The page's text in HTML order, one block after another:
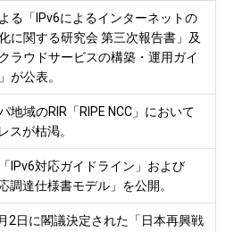
る「IPv6によるインターネットの
に関する研究会 第三次報告書」及
ラウドサービスの構築・運用ガイ
が公表。
地域のRIR「RIPE NCC」において
スが枯渇。
IPv6対応ガイドライン」および
調達仕様書モデル」を公開。
2日に閣議決定された「日本再興戦